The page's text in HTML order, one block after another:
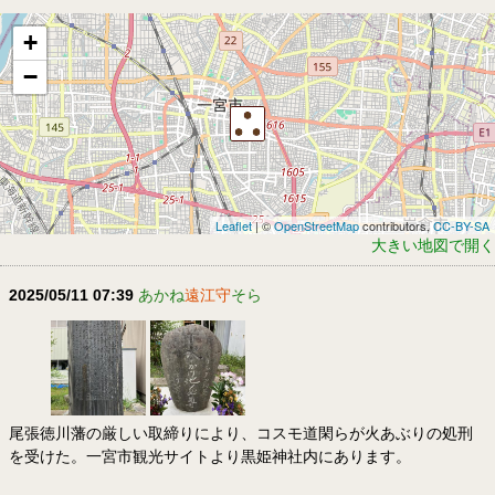
+
−
Leaflet| ©OpenStreetMapcontributors,CC-BY-SA
大きい地図で開く
2025/05/11 07:39 あかね遠江守そら
尾張徳川藩の厳しい取締りにより、コスモ道閑らが火あぶりの処刑
を受けた。一宮市観光サイトより黒姫神社内にあります。